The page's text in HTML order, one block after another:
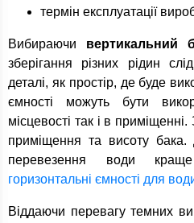
термін експлуатації
Вибираючи вертикальний
зберігання різних рідин
деталі, як простір, де буде
ємності можуть бути
місцевості так і в
приміщення та висоту бака.
перевезення води
горизонтальні ємності для
Віддаючи перевагу темних